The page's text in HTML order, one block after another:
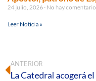
24 julio, 2026 No hay
Leer Noticia »
ANTERIOR